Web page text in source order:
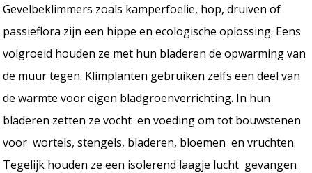
Gevelbeklimmers zoals kamperfoelie, hop, druiven of
passieflora zijn een hippe en ecologische oplossing. Eens
volgroeid houden ze met hun bladeren de opwarming van
de muur tegen. Klimplanten gebruiken zelfs een deel van
de warmte voor eigen bladgroenverrichting. In hun
bladeren zetten ze vocht en voeding om tot bouwstenen
voor wortels, stengels, bladeren, bloemen en vruchten.
Tegelijk houden ze een isolerend laagje lucht gevangen